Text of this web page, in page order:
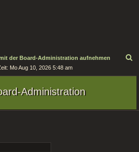
der Board-Administration aufnehmen
Mo Aug 10, 2026 5:48 am
Administration